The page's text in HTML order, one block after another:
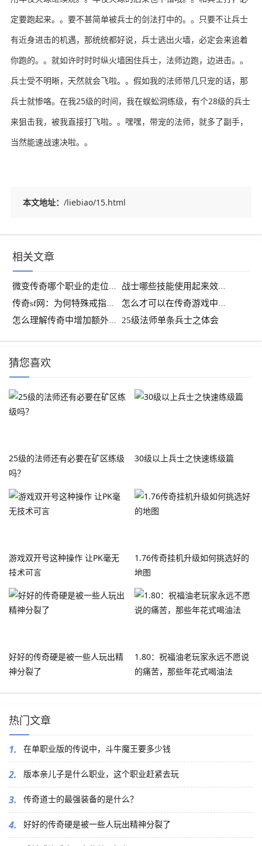
定要跑起来。。要不甚简单被兵士的剑法打中的。。只要不让兵士
有近身进击的机遇，那统统都好说，兵士逃出火墙，必定会来追着
你跑的。。就如许时时时纵火墙困住兵士，法师边跑，边进击。。
兵士受不明晰，天然就会飞啦。。假如我的法师带几只宠的话，那
兵士就惨咯。在我25级的时间，我在蜈蚣洞练级，有个28级的兵士
来狙击我，被我直接打飞啦。。嘿嘿，带宠的法师，就多了副手，
当然能速战速决啦。。
本文地址： /liebiao/15.html
相关文章
微
变传奇哪个职业的走位难度最高 战
士哪些技能使用起来效果好？
传
奇sf网：为何特殊戒指属性都这么低- 怎
么才可以在传奇游戏中增加幸运值？
怎
么理解传奇中增加额外伤害 25级法师单条兵士之体会
猜您喜欢
25级的法师还有必要在矿区练级
吗？
30级以上兵士之快速练级篇
游戏双开号这种操作 让PK毫无
技术可言
1.76传奇挂机升级如何挑选好的
地图
好好的传奇硬是被一些人玩出精
神分裂了
1.80：祝福油老玩家永远不愿说
的痛苦，那些年花式喝油法
热门文章
1. 在单职业版的传说中，斗牛魔王要多少钱
2. 版本亲儿子是什么职业，这个职业赶紧去玩
3. 传奇道士的最强装备的是什么？
4. 好好的传奇硬是被一些人玩出精神分裂了